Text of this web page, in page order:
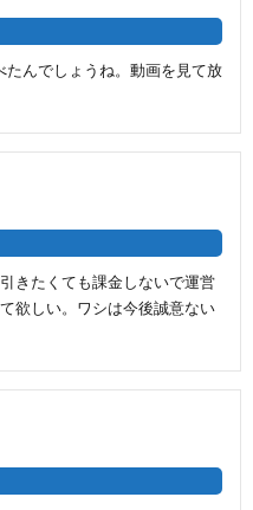
んでしょうね。動画を見て放
きたくても課金しないで運営
欲しい。ワシは今後誠意ない